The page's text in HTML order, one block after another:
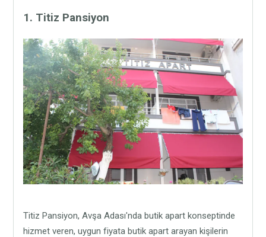
1. Titiz Pansiyon
Titiz Pansiyon, Avşa Adası'nda butik apart konseptinde
hizmet veren, uygun fiyata butik apart arayan kişilerin